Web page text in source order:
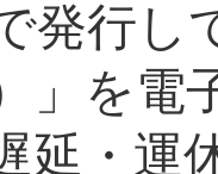
発行し
」を電
延・運